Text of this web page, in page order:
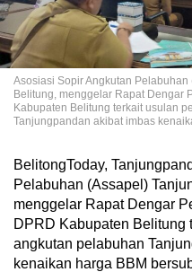
Asosiasi Sopir Angkutan
Belitung, menggelar Rapat Dengar
Kabupaten Belitung terkait usulan
Tanjungpandan akibat imbas
BelitongToday,
Pelabuhan (Assapel)
menggelar Rapat Dengar
DPRD Kabupaten Belitung
angkutan pelabuhan
kenaikan harga BBM